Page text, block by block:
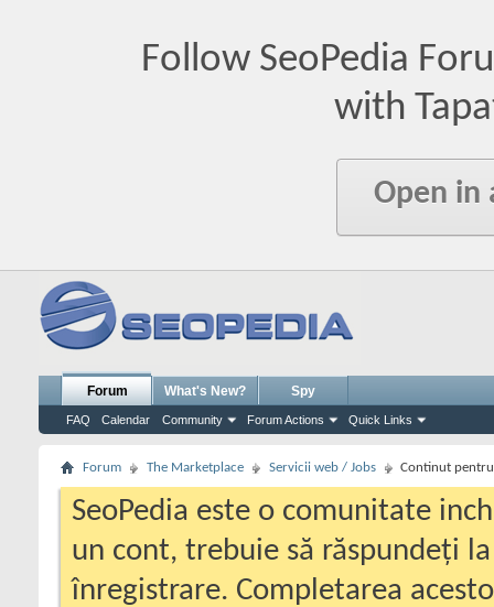
Follow SeoPedia
with
Open in
Forum
FAQ Calendar Community Forum Actions Quick Links
What's New? Spy
Forum The Marketplace Servicii web / Jobs Continut
SeoPedia este o comunitate
un cont, trebuie să răspundeți
înregistrare. Completarea